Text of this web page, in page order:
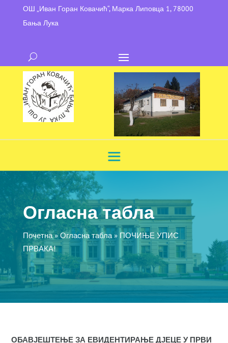
ОШ „Иван Горан Ковачић“, Марка Липовца 1, 78000
Бања Лука
Огласна табла
Почетна»Огласна табла» ПОЧИЊЕ УПИС
ПРВАКА!
ОБАВЈЕШТЕЊЕ ЗА ЕВИДЕНТИРАЊЕ ДЈЕЦЕ У ПРВИ